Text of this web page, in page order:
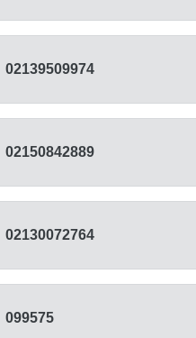
02139509974
02150842889
02130072764
099575